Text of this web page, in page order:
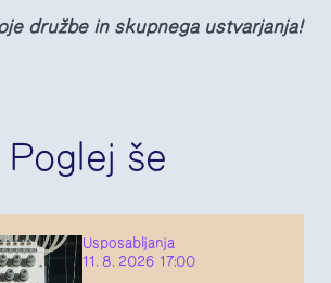
družbe in skupnega ustvarjanja!
Poglej še
Usposabljanja
11. 8. 2026 17:00